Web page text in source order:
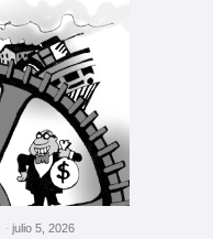
- julio 5, 2026